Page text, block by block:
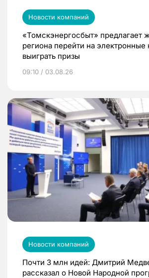
Новости компаний
«Томскэнергосбыт» предлагает
региона перейти на электронные
выиграть призы
09:10 / 03.08.26
Новости компаний
Почти 3 млн идей: Дмитрий
рассказал о Новой Народной